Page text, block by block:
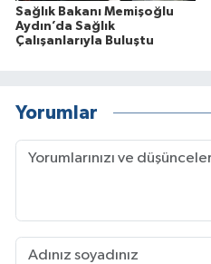
Sağlık Bakanı Memişoğlu
Aydın’da Sağlık
Çalışanlarıyla Buluştu
Yorumlar